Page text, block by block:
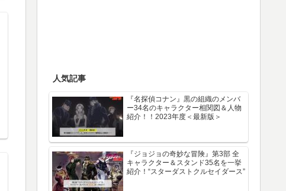
人気記事
『名探偵コナン』黒の組織のメンバ
ー34名のキャラクター相関図＆人物
紹介！！2023年度＜最新版＞
『ジョジョの奇妙な冒険』第3部 全
キャラクター＆スタンド35名を一挙
紹介！“スターダストクルセイダース”